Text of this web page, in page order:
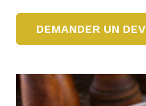
DEMANDER UN